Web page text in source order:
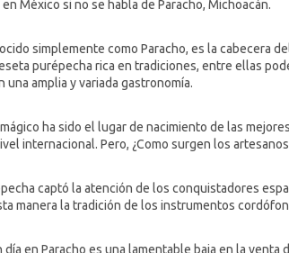
México si no se habla de Paracho, Michoacán.
simplemente como Paracho, es la cabecera
purépecha rica en tradiciones, entre ellas
amplia y variada gastronomía.
ha sido el lugar de nacimiento de las
internacional. Pero, ¿Como surgen los artesanos
captó la atención de los conquistadores
manera la tradición de los instrumentos
en Paracho es una lamentable baja en la